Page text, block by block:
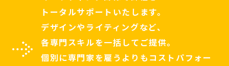
トータルサポートいたします。
デザインやライティングなど、
各専門スキルを一括してご提供。
個別に専門家を雇うよりもコストパフォー